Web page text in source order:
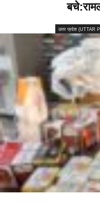
उत्तर प्रदेश (UTTAR